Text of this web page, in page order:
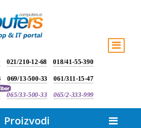
021/210-12-68 018/41-55-390
069/13-500-33 061/311-15-47
065/33-500-33 065/2-333-999
Proizvodi